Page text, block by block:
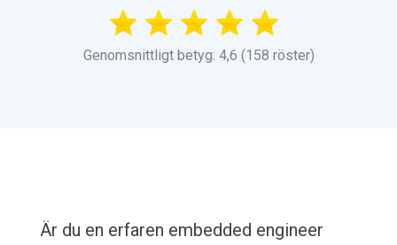
Genomsnittligt betyg: 4,6 (158 röster)
Är du en erfaren embedded engineer